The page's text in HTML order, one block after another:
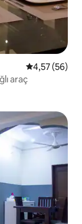
5 üzerinden
4,57 (56)
araç